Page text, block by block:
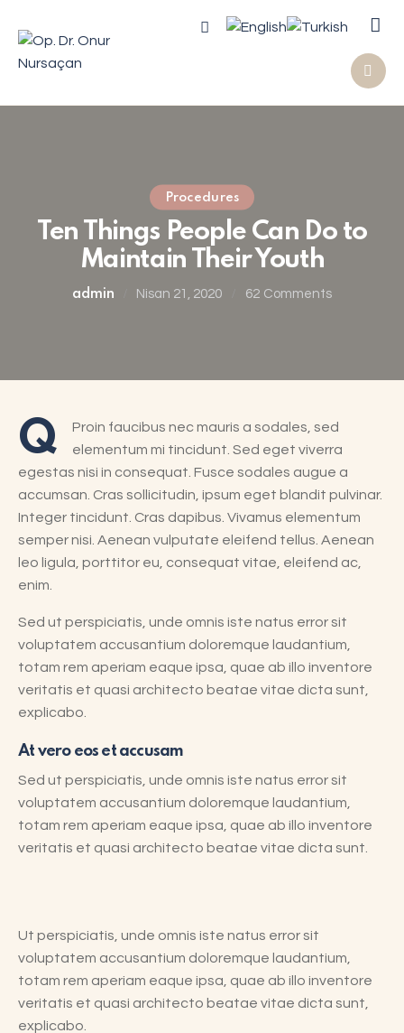
Procedures
Ten Things People Can Do to
Maintain Their Youth
admin Nisan 21, 2020 62 Comments
Q
Proin faucibus nec mauris a sodales, sed
elementum mi tincidunt. Sed eget viverra
egestas nisi in consequat. Fusce sodales augue a
accumsan. Cras sollicitudin, ipsum eget blandit pulvinar.
Integer tincidunt. Cras dapibus. Vivamus elementum
semper nisi. Aenean vulputate eleifend tellus. Aenean
leo ligula, porttitor eu, consequat vitae, eleifend ac,
enim.
Sed ut perspiciatis, unde omnis iste natus error sit
voluptatem accusantium doloremque laudantium,
totam rem aperiam eaque ipsa, quae ab illo inventore
veritatis et quasi architecto beatae vitae dicta sunt,
explicabo.
At vero eos et accusam
Sed ut perspiciatis, unde omnis iste natus error sit
voluptatem accusantium doloremque laudantium,
totam rem aperiam eaque ipsa, quae ab illo inventore
veritatis et quasi architecto beatae vitae dicta sunt.
Ut perspiciatis, unde omnis iste natus error sit
voluptatem accusantium doloremque laudantium,
totam rem aperiam eaque ipsa, quae ab illo inventore
veritatis et quasi architecto beatae vitae dicta sunt,
explicabo.